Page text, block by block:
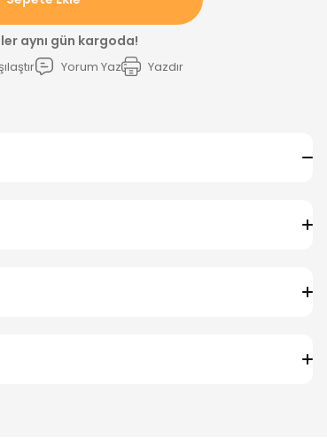
aynı gün kargoda!
Yorum Yaz Yazdır